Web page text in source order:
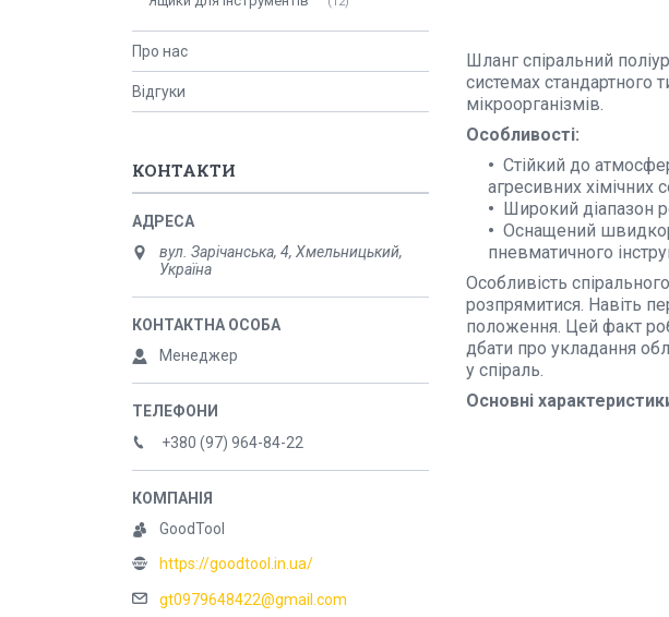
Шланг спіральний
системах стандартного
мікроорганізмів.
Особливості:
Стійкий до
агресивних хімічних
Широкий діапазон
Оснащений
пневматичного
Особливість
розпрямитися. Навіть
положення. Цей факт
дбати про укладання
у спіраль.
Основні
Про нас
Відгуки
КОНТАКТИ
вул. Зарічанська, 4, Хмельницький,
Україна
Менеджер
+380 (97) 964-84-22
GoodTool
https://goodtool.in.ua/
gt0979648422@gmail.com